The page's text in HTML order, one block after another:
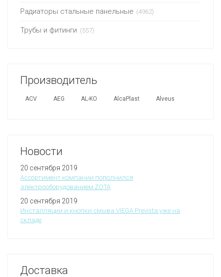
Радиаторы стальные панельные (4962)
Трубы и фитинги (557)
Производитель
ACV AEG AL-KO AlcaPlast Alveus
Новости
20 сентября 2019
Ассортимент компании пополнился
электрооборудованием ZOTA
20 сентября 2019
Инсталляции и кнопки смыва VIEGA Prevista уже на
складе
Доставка